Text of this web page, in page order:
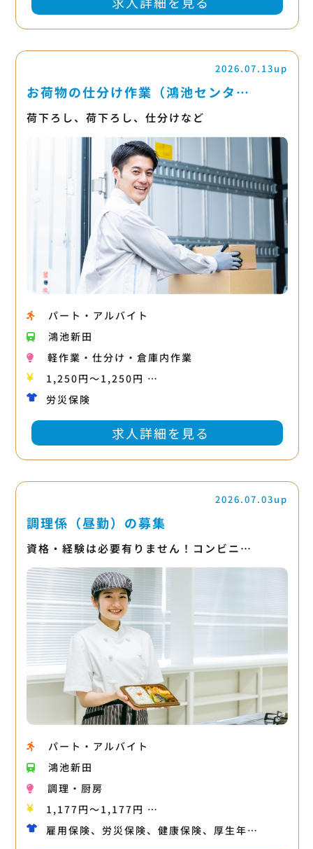
2026.07.13up
お荷物の仕分け作業（鴻池センタ…
荷下ろし、荷下ろし、仕分けなど
パート・アルバイト
鴻池新田
軽作業・仕分け・倉庫内作業
1,250円〜1,250円 …
労災保険
求人詳細を見る
2026.07.03up
調理係（昼勤）の募集
資格・経験は必要有りません！コンビニ…
パート・アルバイト
鴻池新田
調理・厨房
1,177円〜1,177円 …
雇用保険、労災保険、健康保険、厚生年…